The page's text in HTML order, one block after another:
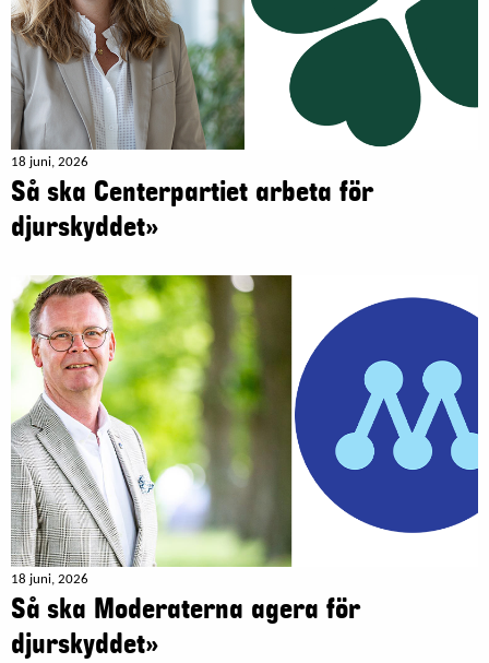
18 juni, 2026
Så ska Centerpartiet arbeta för
djurskyddet»
18 juni, 2026
Så ska Moderaterna agera för
djurskyddet»